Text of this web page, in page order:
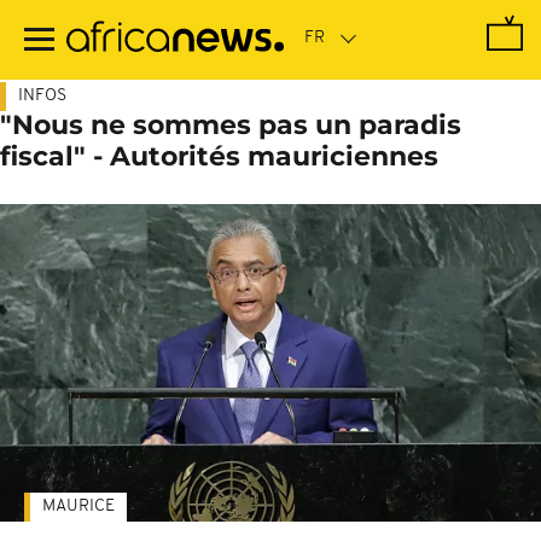
contenu
INFOS
"Nous ne sommes pas un paradis
fiscal" - Autorités mauriciennes
MAURICE